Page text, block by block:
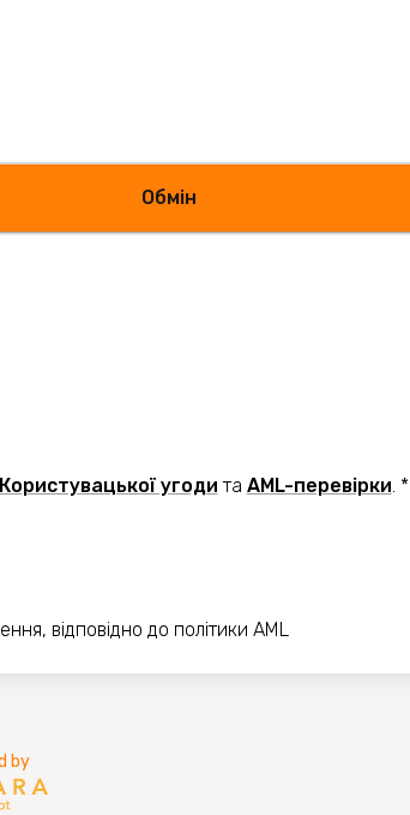
Обмiн
Користувацької угоди та AML-перевiрки. *
відповідно до політики AML
by